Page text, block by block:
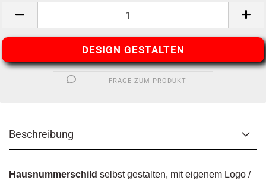
DESIGN GESTALTEN
FRAGE ZUM PRODUKT
Beschreibung
Hausnummerschild selbst gestalten, mit eigenem Logo /